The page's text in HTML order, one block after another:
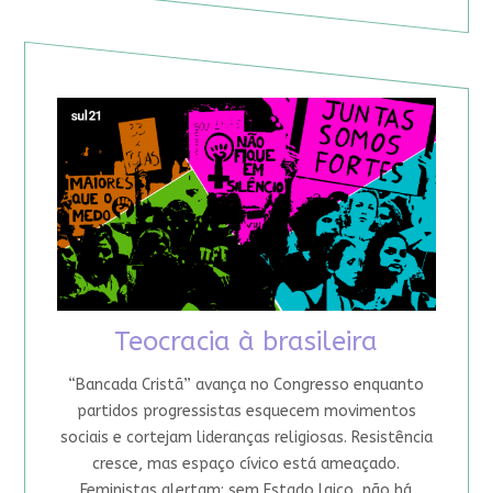
Teocracia à brasileira
“Bancada Cristã” avança no Congresso enquanto
partidos progressistas esquecem movimentos
sociais e cortejam lideranças religiosas. Resistência
cresce, mas espaço cívico está ameaçado.